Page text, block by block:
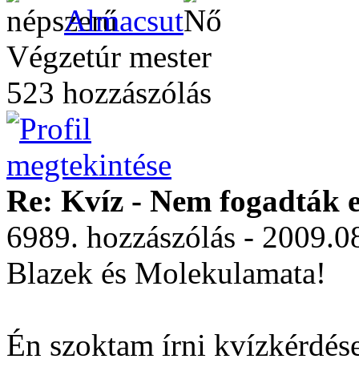
Almacsut
Végzetúr mester
523 hozzászólás
Re: Kvíz - Nem fogadták
6989. hozzászólás -
Blazek és Molekulamata!
Én szoktam írni